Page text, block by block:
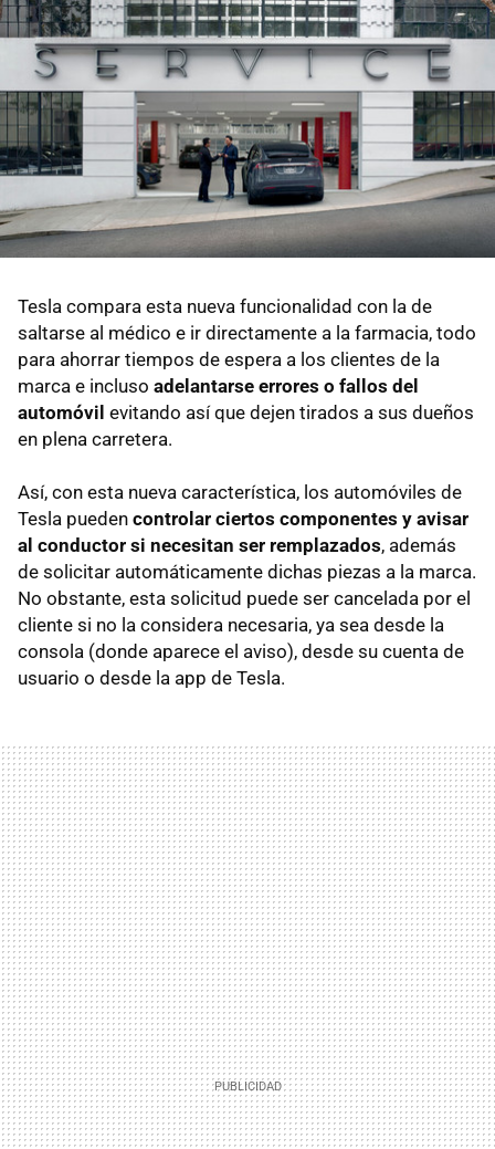
Tesla compara esta nueva funcionalidad con la de
saltarse al médico e ir directamente a la farmacia, todo
para ahorrar tiempos de espera a los clientes de la
marca e incluso adelantarse errores o fallos del
automóvil evitando así que dejen tirados a sus dueños
en plena carretera.
Así, con esta nueva característica, los automóviles de
Tesla pueden controlar ciertos componentes y avisar
al conductor si necesitan ser remplazados, además
de solicitar automáticamente dichas piezas a la marca.
No obstante, esta solicitud puede ser cancelada por el
cliente si no la considera necesaria, ya sea desde la
consola (donde aparece el aviso), desde su cuenta de
usuario o desde la app de Tesla.